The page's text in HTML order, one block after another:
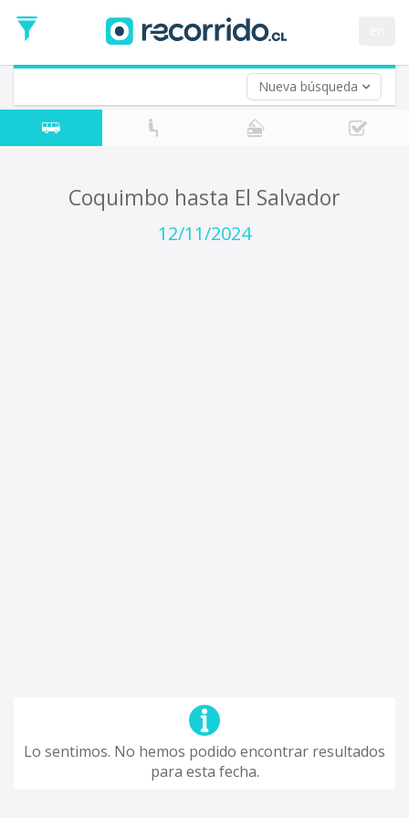
Nueva búsqueda
de
Ida
Vuelta (opcional)
Fecha
de
Coquimbo hasta El Salvador
12/11/2024
Lo sentimos. No hemos podido encontrar resultados
para esta fecha.